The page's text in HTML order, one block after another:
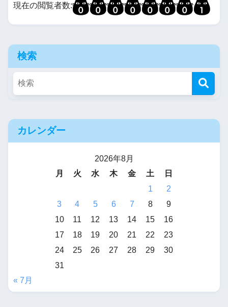
現在の閲覧者数:
検索
カレンダー
2026年8月
月
火 水 木 金 土
日
1
2
3
4 5 6 7 8
9
10
11 12 13 14 15
16
17
18 19 20 21 22
23
24
25 26 27 28 29
30
31
« 7月